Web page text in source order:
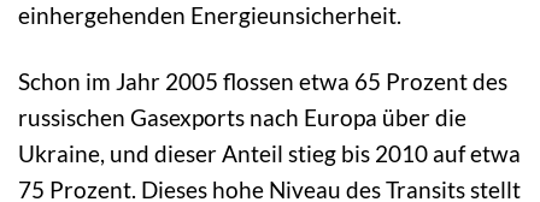
einhergehenden Energieunsicherheit.
Schon im Jahr 2005 flossen etwa 65 Prozent des
russischen Gasexports nach Europa über die
Ukraine, und dieser Anteil stieg bis 2010 auf etwa
75 Prozent. Dieses hohe Niveau des Transits stellt